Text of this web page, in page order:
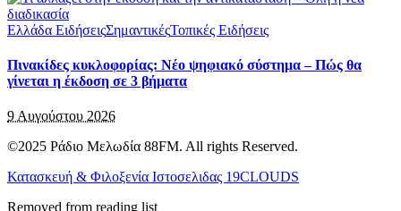
Ελλάδα ΕιδήσειςΣημαντικέςΤοπικές Ειδήσεις
Πινακίδες κυκλοφορίας: Νέο ψηφιακό σύστημα – Πώς θα
γίνεται η έκδοση σε 3 βήματα
9 Αυγούστου 2026
©2025 Ράδιο Μελωδία 88FM. All rights Reserved.
Κατασκευή & Φιλοξενία Ιστοσελιδας 19CLOUDS
Removed from reading list